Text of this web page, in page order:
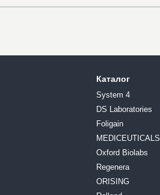
Каталог
System 4
DS Laboratories
Foligain
MEDICEUTICALS
Oxford Biolabs
Regenera
ORISING